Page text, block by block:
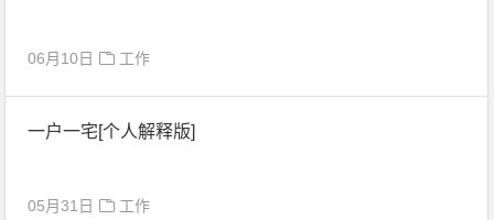
06月10日 工作
一户一宅[个人解释版]
05月31日 工作